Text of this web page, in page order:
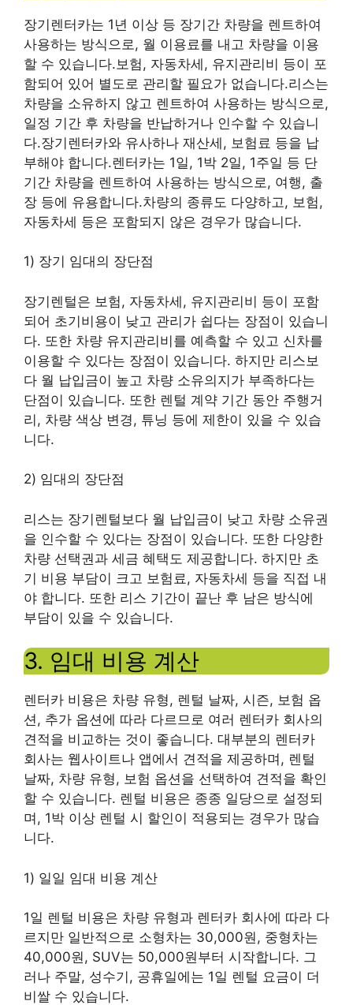
장기렌터카는 1년 이상 등 장기간 차량을 렌트하여
사용하는 방식으로, 월 이용료를 내고 차량을 이용
할 수 있습니다.보험, 자동차세, 유지관리비 등이 포
함되어 있어 별도로 관리할 필요가 없습니다.리스는
차량을 소유하지 않고 렌트하여 사용하는 방식으로,
일정 기간 후 차량을 반납하거나 인수할 수 있습니
다.장기렌터카와 유사하나 재산세, 보험료 등을 납
부해야 합니다.렌터카는 1일, 1박 2일, 1주일 등 단
기간 차량을 렌트하여 사용하는 방식으로, 여행, 출
장 등에 유용합니다.차량의 종류도 다양하고, 보험,
자동차세 등은 포함되지 않은 경우가 많습니다.
1) 장기 임대의 장단점
장기렌털은 보험, 자동차세, 유지관리비 등이 포함
되어 초기비용이 낮고 관리가 쉽다는 장점이 있습니
다. 또한 차량 유지관리비를 예측할 수 있고 신차를
이용할 수 있다는 장점이 있습니다. 하지만 리스보
다 월 납입금이 높고 차량 소유의지가 부족하다는
단점이 있습니다. 또한 렌털 계약 기간 동안 주행거
리, 차량 색상 변경, 튜닝 등에 제한이 있을 수 있습
니다.
2) 임대의 장단점
리스는 장기렌털보다 월 납입금이 낮고 차량 소유권
을 인수할 수 있다는 장점이 있습니다. 또한 다양한
차량 선택권과 세금 혜택도 제공합니다. 하지만 초
기 비용 부담이 크고 보험료, 자동차세 등을 직접 내
야 합니다. 또한 리스 기간이 끝난 후 남은 방식에
부담이 있을 수 있습니다.
3. 임대 비용 계산
렌터카 비용은 차량 유형, 렌털 날짜, 시즌, 보험 옵
션, 추가 옵션에 따라 다르므로 여러 렌터카 회사의
견적을 비교하는 것이 좋습니다. 대부분의 렌터카
회사는 웹사이트나 앱에서 견적을 제공하며, 렌털
날짜, 차량 유형, 보험 옵션을 선택하여 견적을 확인
할 수 있습니다. 렌털 비용은 종종 일당으로 설정되
며, 1박 이상 렌털 시 할인이 적용되는 경우가 많습
니다.
1) 일일 임대 비용 계산
1일 렌털 비용은 차량 유형과 렌터카 회사에 따라 다
르지만 일반적으로 소형차는 30,000원, 중형차는
40,000원, SUV는 50,000원부터 시작합니다. 그
러나 주말, 성수기, 공휴일에는 1일 렌털 요금이 더
비쌀 수 있습니다.